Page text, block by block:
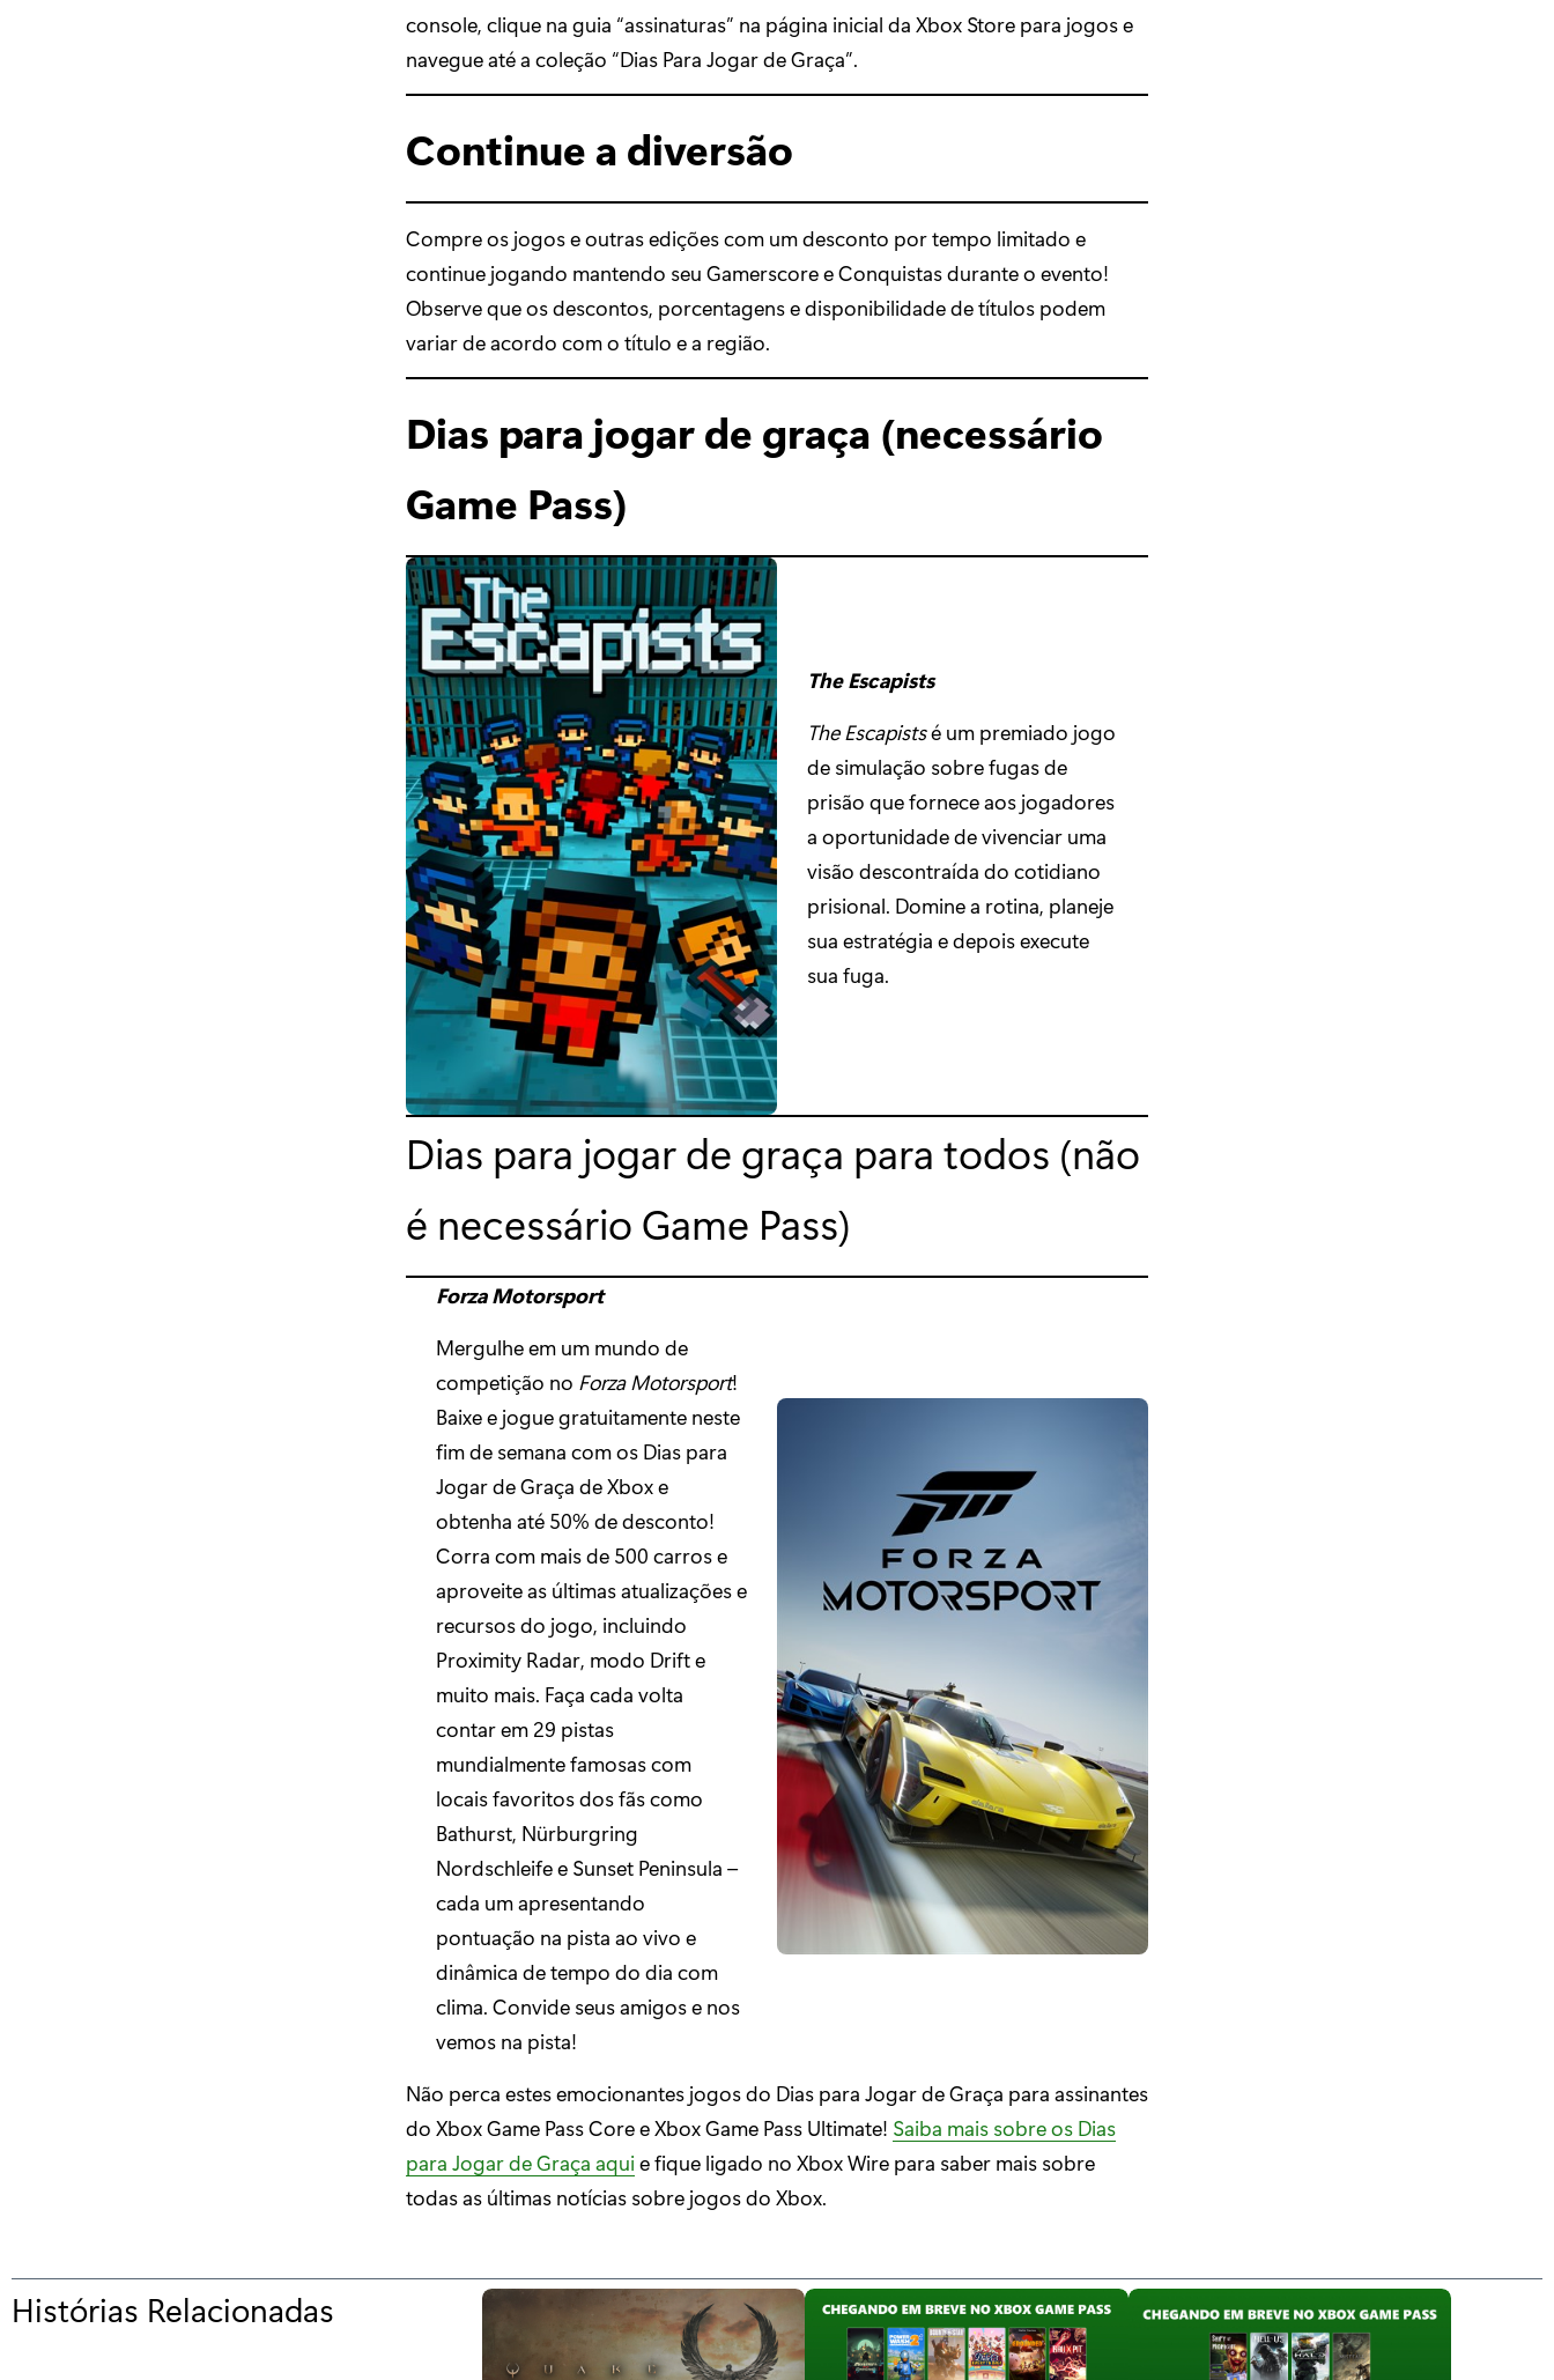
console, clique na guia “assinaturas” na página inicial da Xbox Store para jogos e
navegue até a coleção “Dias Para Jogar de Graça”.
Continue a diversão
Compre os jogos e outras edições com um desconto por tempo limitado e
continue jogando mantendo seu Gamerscore e Conquistas durante o evento!
Observe que os descontos, porcentagens e disponibilidade de títulos podem
variar de acordo com o título e a região.
Dias para jogar de graça (necessário
Game Pass)
The Escapists
The Escapistsé um premiado jogo
de simulação sobre fugas de
prisão que fornece aos jogadores
a oportunidade de vivenciar uma
visão descontraída do cotidiano
prisional. Domine a rotina, planeje
sua estratégia e depois execute
sua fuga.
Dias para jogar de graça para todos (não
é necessário Game Pass)
Forza Motorsport
Mergulhe em um mundo de
competição no Forza Motorsport!
Baixe e jogue gratuitamente neste
fim de semana com os Dias para
Jogar de Graça de Xbox e
obtenha até 50% de desconto!
Corra com mais de 500 carros e
aproveite as últimas atualizações e
recursos do jogo, incluindo
Proximity Radar, modo Drift e
muito mais. Faça cada volta
contar em 29 pistas
mundialmente famosas com
locais favoritos dos fãs como
Bathurst, Nürburgring
Nordschleife e Sunset Peninsula –
cada um apresentando
pontuação na pista ao vivo e
dinâmica de tempo do dia com
clima. Convide seus amigos e nos
vemos na pista!
Não perca estes emocionantes jogos do Dias para Jogar de Graça para assinantes
do Xbox Game Pass Core e Xbox Game Pass Ultimate! Saiba mais sobre os Dias
para Jogar de Graça aqui e fique ligado no Xbox Wire para saber mais sobre
todas as últimas notícias sobre jogos do Xbox.
Histórias Relacionadas